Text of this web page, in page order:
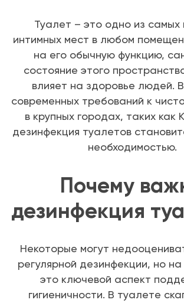
Туалет – это одно из самых
интимных мест в любом
на его обычную функцию,
состояние этого
влияет на здоровье людей.
современных требований к
в крупных городах, таких как
дезинфекция туалетов
необходимостью.
Почему
дезинфекция
Некоторые могут
регулярной дезинфекции, но
это ключевой аспект
гигиеничности. В туалете